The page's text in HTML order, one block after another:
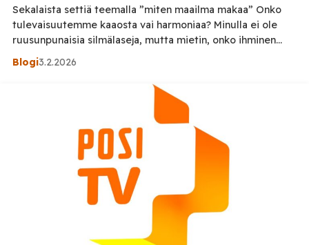
Sekalaista settiä teemalla ”miten maailma makaa” Onko
tulevaisuutemme kaaosta vai harmoniaa? Minulla ei ole
ruusunpunaisia silmälaseja, mutta mietin, onko ihminen
sinisilmäinen hölmö, jos näkee Suomen tilanteessa
ongelmia, tietää, että kansa ei voi hyvin, huomaa
verorahojen kummallisen priorisoinnin ja tavallisen ihmisen
muuttumisen – mutta ei lähde mukaan siihen, mitä
kulloinkin media kertoo, että ”pitää vihata tai […]
Blogi3.2.2026